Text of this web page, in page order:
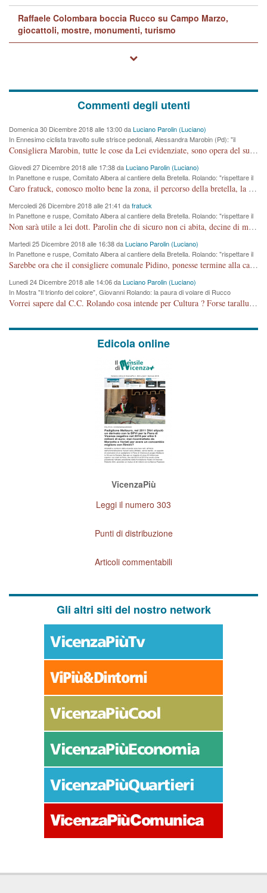
Raffaele Colombara boccia Rucco su Campo Marzo,
giocattoli, mostre, monumenti, turismo
Commenti degli utenti
Domenica 30 Dicembre 2018 alle 13:00 daLuciano Parolin (Luciano)
In Ennesimo ciclista travolto sulle strisce pedonali, Alessandra Marobin (Pd): "il
Comune si svegli"
Consigliera Marobin, tutte le cose da Lei evidenziate, sono opera del suo ex Assessore e compagno di Partito Antonio Marco Dalla Pozza Assessore alla "progettazione" di piste ciclabili e altre porcherie. A lui manderei il conto da saldare per incidenti e danni alle persone. E' ora che "finiamola." Avete perso rassegnatevi. qui IL SINDACO RUCCO NON C'ENTRA PER NIENTE. CAPITO!!!!!!!! Amen.
Giovedi 27 Dicembre 2018 alle 17:38 daLuciano Parolin (Luciano)
In Panettone e ruspe, Comitato Albera al cantiere della Bretella. Rolando: "rispettare il
cronoprogramma"
Caro fratuck, conosco molto bene la zona, il percorso della bretella, la situazione dei cittadini, abito in Viale Trento. A partire dal 2003 ho partecipato al Comitato di Maddalene pro bretella, e a riunioni propositive per apportare modifiche al progetto. Numerose mie foto del territorio sono arrivate a Roma, altri miei interventi (non graditi dalla Sx) sono stati pubblicati dal GdV, assieme ad altri come Ciro Asproso, ora favorevole alla bretella. Ho partecipato alla raccolta firme per la chiusura della strada x 5 giorni eseguita dal Sindaco Hullwech per sforamento 180 Micro/g. Pertanto come impegno per la tematica sono apposto con la coscienza. Ora il Progetto è partito, fine! Voglio dire che la nuova Giunta "comunale" non c'entra più. L'opera sarà "malauguratamente" eseguita, ma non con il mio placet. Il Consigliere Comunale dovrebbe capire che la campagna elettorale è finita, con buona pace di tutti. Quello che invece dovrebbe interessare è la proprietà della strada, dall'uscita autostradale Ovest, sino alla Rotatoria dell'Albara, vi sono tre possessori: Autostrade SpA; La Provincia, il Comune. Come la mettiamo per il futuro ? I costi, da 50 sono saliti a 100 milioni di € come dire 20 milioni a KM (!) da non credere. Comunque si farà. Ma nessuno canti Vittoria, anzi meglio non farne un ulteriore fatto "partitico" per questioni elettorali o di seggio. Se mi manda la sua mail, sono disponibile ad inviare i documenti e le foto sopra descritte. Con ossequi, Luciano Parolin
Mercoledi 26 Dicembre 2018 alle 21:41 dafratuck
In Panettone e ruspe, Comitato Albera al cantiere della Bretella. Rolando: "rispettare il
cronoprogramma"
Non sarà utile a lei dott. Parolin che di sicuro non ci abita, decine di migliaia di TIR, automobili e padroncini che passano quotidianamente per una strada appena rotabile, non è più possibile stendere i panni, attraversare la strada senza rischiare la morte, le case stanno crepando, i tempi sono cambiati e la bretella non passerà assolutamente per maddalene (ma cosa sta a dire?!), dia invece responsabilità a chi ha costruito tagliando la strada che doveva invece terminare a isola vicentina e non al moracchino lasciando Motta di Costabissara ancora in panne di traffico. I tempi sono cambiati dottore e se l'anagrafe della vita stagna nell'essere umano impressioni conservatrici, la società non le considera perchè va avanti, si industrializza e ha bisogno di infrastrutture e di sviluppo. Ultima considerazione, se è geloso di Rolando perchè vede in lui solo campagne politiche mentre si difendono i SOLI diritti dei cittadini, la preghiamo faccia considerazioni più appropriate. Saluti e complimenti per i suoi scritti.
Martedi 25 Dicembre 2018 alle 16:38 daLuciano Parolin (Luciano)
In Panettone e ruspe, Comitato Albera al cantiere della Bretella. Rolando: "rispettare il
cronoprogramma"
Sarebbe ora che il consigliere comunale Pidino, ponesse termine alla campagna elettorale nel territorio del suo seggio Villaggio del Sole. La tiraca è iniziata, distruggerà 6 km di prateria ovest della città, ricca di fonti e sorgenti d'acqua. I cittadini di Maddalene non avranno più Pace la notte. Molta colpa per la costruzione di questa Strada è proprio del signor Rolando,dei suoi gazebo mobili e che vuol far passare questa opera VANDALICA come progetto "utile" a chi ? Non è cosa seria sig. Rolando!
Lunedi 24 Dicembre 2018 alle 14:06 daLuciano Parolin (Luciano)
In Mostra "Il trionfo del colore", Giovanni Rolando: la paura di volare di Rucco
Vorrei sapere dal C.C. Rolando cosa intende per Cultura ? Forse tarallucci, vino e sagre, o spaghetti tricolori del PD ? Il continuo (s)parlare della mostra a Palazzo Chiericati caro consigliere DANNEGGIA FORTEMENTE l'immagine della città TUTTA e fa deviare i consensi che in RUSSIA (badi bene ex U.R.S.S.) sono ECCELLENTI. A livello artistico l'evento è di alta Valenza culturale, COMPITO di Tutta la Cittadinanza fare il possibile per propagandare l'iniziativa senza farne UN CASO PARTITICO come fa Lei da sempre. Meno Gazebo + Partecipazione! E così sia. Amen.
Edicola online
VicenzaPiù
Leggi il numero 303
Punti di distribuzione
Articoli commentabili
Gli altri siti del nostro network